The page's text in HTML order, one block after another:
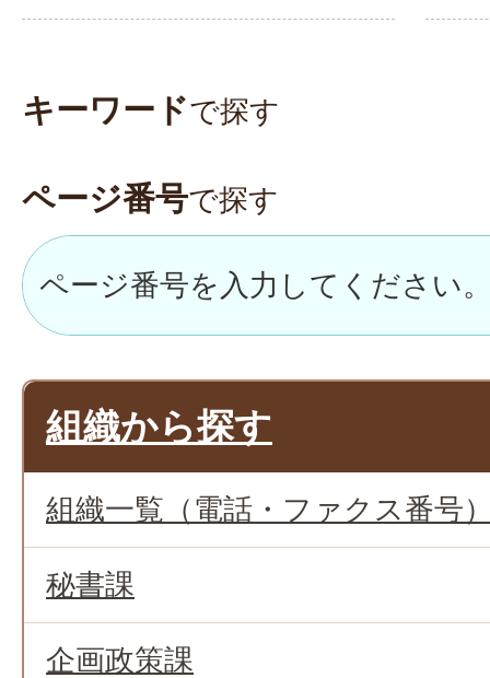
キーワードで探す
ページ番号で探す
組織から探す
組織一覧（電話・ファクス番号
秘書課
企画政策課